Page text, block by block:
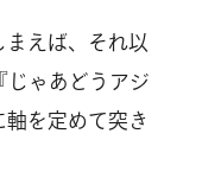
まえば、それ以
じゃあどうアジ
を定めて突き